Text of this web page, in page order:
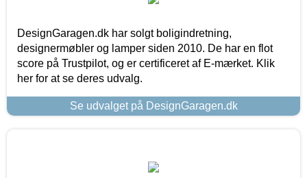
DesignGaragen.dk har solgt boligindretning,
designermøbler og lamper siden 2010. De har en flot
score på Trustpilot, og er certificeret af E-mærket. Klik
her for at se deres udvalg.
Se udvalget på DesignGaragen.dk